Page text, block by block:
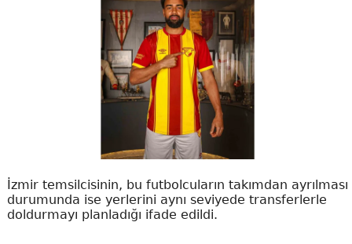
İzmir temsilcisinin, bu futbolcuların takımdan ayrılması
durumunda ise yerlerini aynı seviyede transferlerle
doldurmayı planladığı ifade edildi.